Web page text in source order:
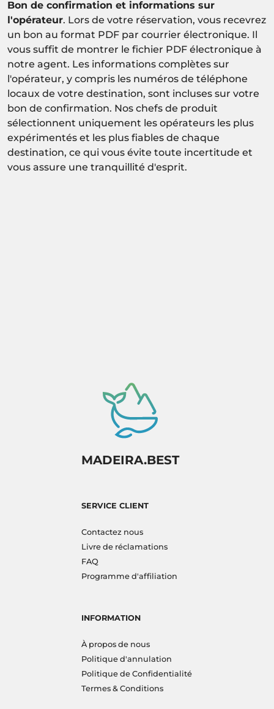
Bon de confirmation et informations sur
l'opérateur. Lors de votre réservation, vous recevrez
un bon au format PDF par courrier électronique. Il
vous suffit de montrer le fichier PDF électronique à
notre agent. Les informations complètes sur
l'opérateur, y compris les numéros de téléphone
locaux de votre destination, sont incluses sur votre
bon de confirmation. Nos chefs de produit
sélectionnent uniquement les opérateurs les plus
expérimentés et les plus fiables de chaque
destination, ce qui vous évite toute incertitude et
vous assure une tranquillité d'esprit.
MADEIRA.BEST
SERVICE CLIENT
Contactez nous
Livre de réclamations
FAQ
Programme d'affiliation
INFORMATION
À propos de nous
Politique d'annulation
Politique de Confidentialité
Termes & Conditions